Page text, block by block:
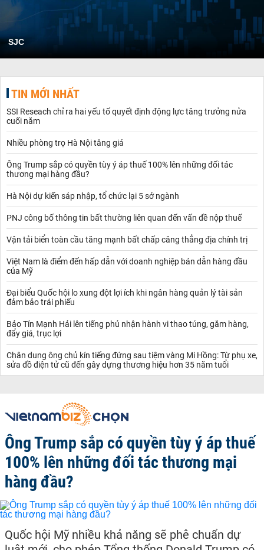
SJC
TIN MỚI NHẤT
SSI Reseach chỉ ra hai yếu tố quyết định động lực tăng trưởng nửa
cuối năm
Nhiều phòng trọ Hà Nội tăng giá
Ông Trump sắp có quyền tùy ý áp thuế 100% lên những đối tác
thương mại hàng đầu?
Hà Nội dự kiến sáp nhập, tổ chức lại 5 sở ngành
PNJ công bố thông tin bất thường liên quan đến vấn đề nộp thuế
Vận tải biển toàn cầu tăng mạnh bất chấp căng thẳng địa chính trị
Việt Nam là điểm đến hấp dẫn với doanh nghiệp bán dẫn hàng đầu
của Mỹ
Đại biểu Quốc hội lo xung đột lợi ích khi ngân hàng quản lý tài sản
đảm bảo trái phiếu
Bảo Tín Mạnh Hải lên tiếng phủ nhận hành vi thao túng, găm hàng,
đẩy giá, trục lợi
Chân dung ông chủ kín tiếng đứng sau tiệm vàng Mi Hồng: Từ phụ xe,
sửa đồ điện tử cũ đến gây dựng thương hiệu hơn 35 năm tuổi
Ông Trump sắp có quyền tùy ý áp thuế
100% lên những đối tác thương mại
hàng đầu?
Quốc hội Mỹ nhiều khả năng sẽ phê chuẩn dự